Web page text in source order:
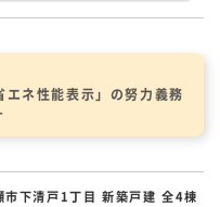
間取り。太陽光パネル搭載の家
ネ性能表示」の努力義務
市下清戸1丁目 新築戸建 全4棟